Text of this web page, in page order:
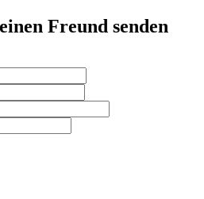
Freund senden